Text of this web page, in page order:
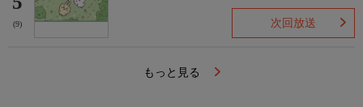
(9) 次回放送
もっと見る